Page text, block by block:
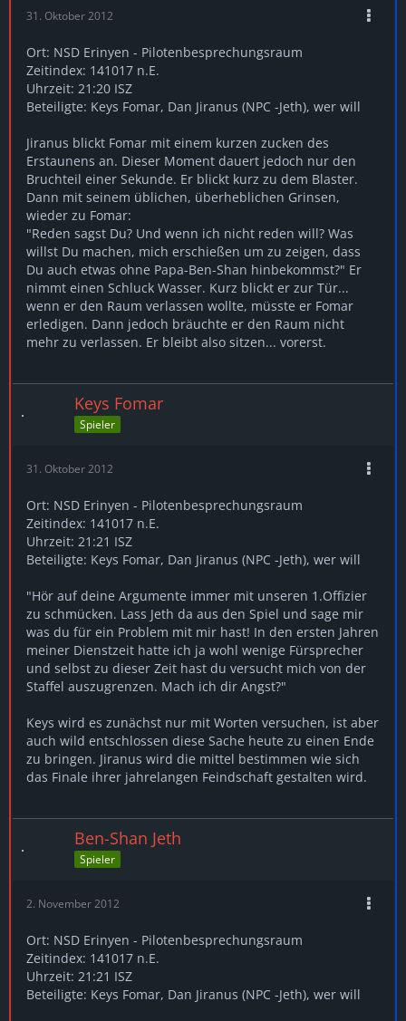
31. Oktober 2012
Ort: NSD Erinyen - Pilotenbesprechungsraum
Zeitindex: 141017 n.E.
Uhrzeit: 21:20 ISZ
Beteiligte: Keys Fomar, Dan Jiranus (NPC -Jeth), wer will
Jiranus blickt Fomar mit einem kurzen zucken des
Erstaunens an. Dieser Moment dauert jedoch nur den
Bruchteil einer Sekunde. Er blickt kurz zu dem Blaster.
Dann mit seinem üblichen, überheblichen Grinsen,
wieder zu Fomar:
"Reden sagst Du? Und wenn ich nicht reden will? Was
willst Du machen, mich erschießen um zu zeigen, dass
Du auch etwas ohne Papa-Ben-Shan hinbekommst?" Er
nimmt einen Schluck Wasser. Kurz blickt er zur Tür...
wenn er den Raum verlassen wollte, müsste er Fomar
erledigen. Dann jedoch bräuchte er den Raum nicht
mehr zu verlassen. Er bleibt also sitzen... vorerst.
Keys Fomar
Spieler
31. Oktober 2012
Ort: NSD Erinyen - Pilotenbesprechungsraum
Zeitindex: 141017 n.E.
Uhrzeit: 21:21 ISZ
Beteiligte: Keys Fomar, Dan Jiranus (NPC -Jeth), wer will
"Hör auf deine Argumente immer mit unseren 1.Offizier
zu schmücken. Lass Jeth da aus den Spiel und sage mir
was du für ein Problem mit mir hast! In den ersten Jahren
meiner Dienstzeit hatte ich ja wohl wenige Fürsprecher
und selbst zu dieser Zeit hast du versucht mich von der
Staffel auszugrenzen. Mach ich dir Angst?"
Keys wird es zunächst nur mit Worten versuchen, ist aber
auch wild entschlossen diese Sache heute zu einen Ende
zu bringen. Jiranus wird die mittel bestimmen wie sich
das Finale ihrer jahrelangen Feindschaft gestalten wird.
Ben-Shan Jeth
Spieler
2. November 2012
Ort: NSD Erinyen - Pilotenbesprechungsraum
Zeitindex: 141017 n.E.
Uhrzeit: 21:21 ISZ
Beteiligte: Keys Fomar, Dan Jiranus (NPC -Jeth), wer will